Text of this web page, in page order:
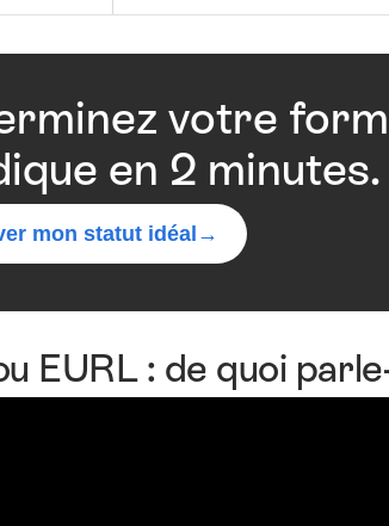
votre
en 2 minutes.
mon statut idéal→
EURL : de quoi